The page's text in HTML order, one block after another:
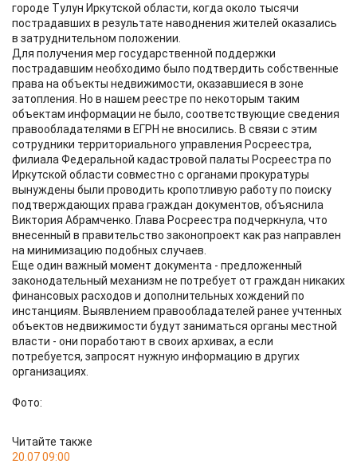
городе Тулун Иркутской области, когда около тысячи
пострадавших в результате наводнения жителей оказались
в затруднительном положении.
Для получения мер государственной поддержки
пострадавшим необходимо было подтвердить собственные
права на объекты недвижимости, оказавшиеся в зоне
затопления. Но в нашем реестре по некоторым таким
объектам информации не было, соответствующие сведения
правообладателями в ЕГРН не вносились. В связи с этим
сотрудники территориального управления Росреестра,
филиала Федеральной кадастровой палаты Росреестра по
Иркутской области совместно с органами прокуратуры
вынуждены были проводить кропотливую работу по поиску
подтверждающих права граждан документов, объяснила
Виктория Абрамченко. Глава Росреестра подчеркнула, что
внесенный в правительство законопроект как раз направлен
на минимизацию подобных случаев.
Еще один важный момент документа - предложенный
законодательный механизм не потребует от граждан никаких
финансовых расходов и дополнительных хождений по
инстанциям. Выявлением правообладателей ранее учтенных
объектов недвижимости будут заниматься органы местной
власти - они поработают в своих архивах, а если
потребуется, запросят нужную информацию в других
организациях.
Фото:
Читайте также
20.07 09:00